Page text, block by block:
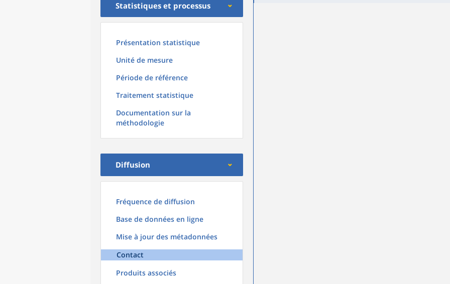
Statistiques et processus
Présentation statistique
Unité de mesure
Période de référence
Traitement statistique
Documentation sur la
méthodologie
Diffusion
Fréquence de diffusion
Base de données en ligne
Mise à jour des métadonnées
Contact
Produits associés